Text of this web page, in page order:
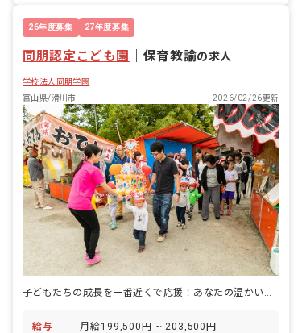
26年度募集 27年度募集
同朋認定こども園 保育教諭の求人
学校法人同朋学園
富山県/滑川市
2026/02/26更新
給与 月給199,500円 ~ 203,500円